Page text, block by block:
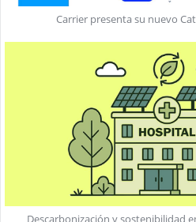
Carrier presenta su nuevo
Descarbonización y sostenibilidad